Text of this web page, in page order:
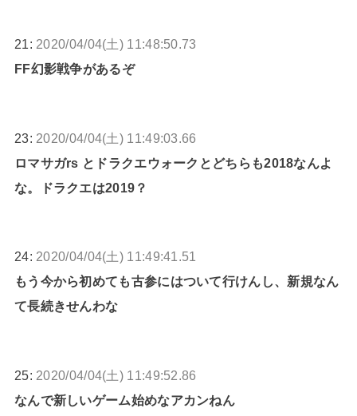
21: 2020/04/04(土) 11:48:50.73
FF幻影戦争があるぞ
23: 2020/04/04(土) 11:49:03.66
ロマサガrs とドラクエウォークとどちらも2018なんよ
な。ドラクエは2019？
24: 2020/04/04(土) 11:49:41.51
もう今から初めても古参にはついて行けんし、新規なん
て長続きせんわな
25: 2020/04/04(土) 11:49:52.86
なんで新しいゲーム始めなアカンねん